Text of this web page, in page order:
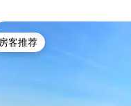
客推荐
房客推荐